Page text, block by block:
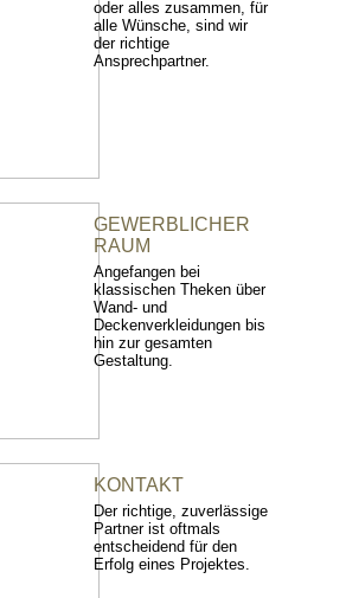
oder alles zusammen, für
alle Wünsche, sind wir
der richtige
Ansprechpartner.
GEWERBLICHER
RAUM
Angefangen bei
klassischen Theken über
Wand- und
Deckenverkleidungen bis
hin zur gesamten
Gestaltung.
KONTAKT
Der richtige, zuverlässige
Partner ist oftmals
entscheidend für den
Erfolg eines Projektes.